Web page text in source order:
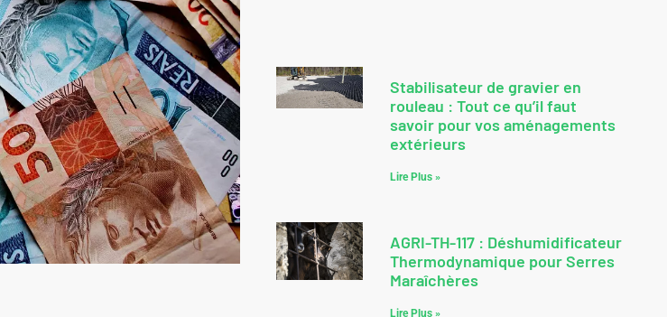
Stabilisateur de gravier en
rouleau : Tout ce qu’il faut
savoir pour vos aménagements
extérieurs
Lire Plus »
AGRI-TH-117 : Déshumidificateur
Thermodynamique pour Serres
Maraîchères
Lire Plus »